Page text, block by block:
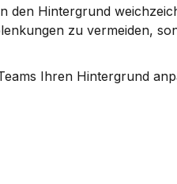
den Hintergrund
zu vermeiden,
Ihren Hintergrund